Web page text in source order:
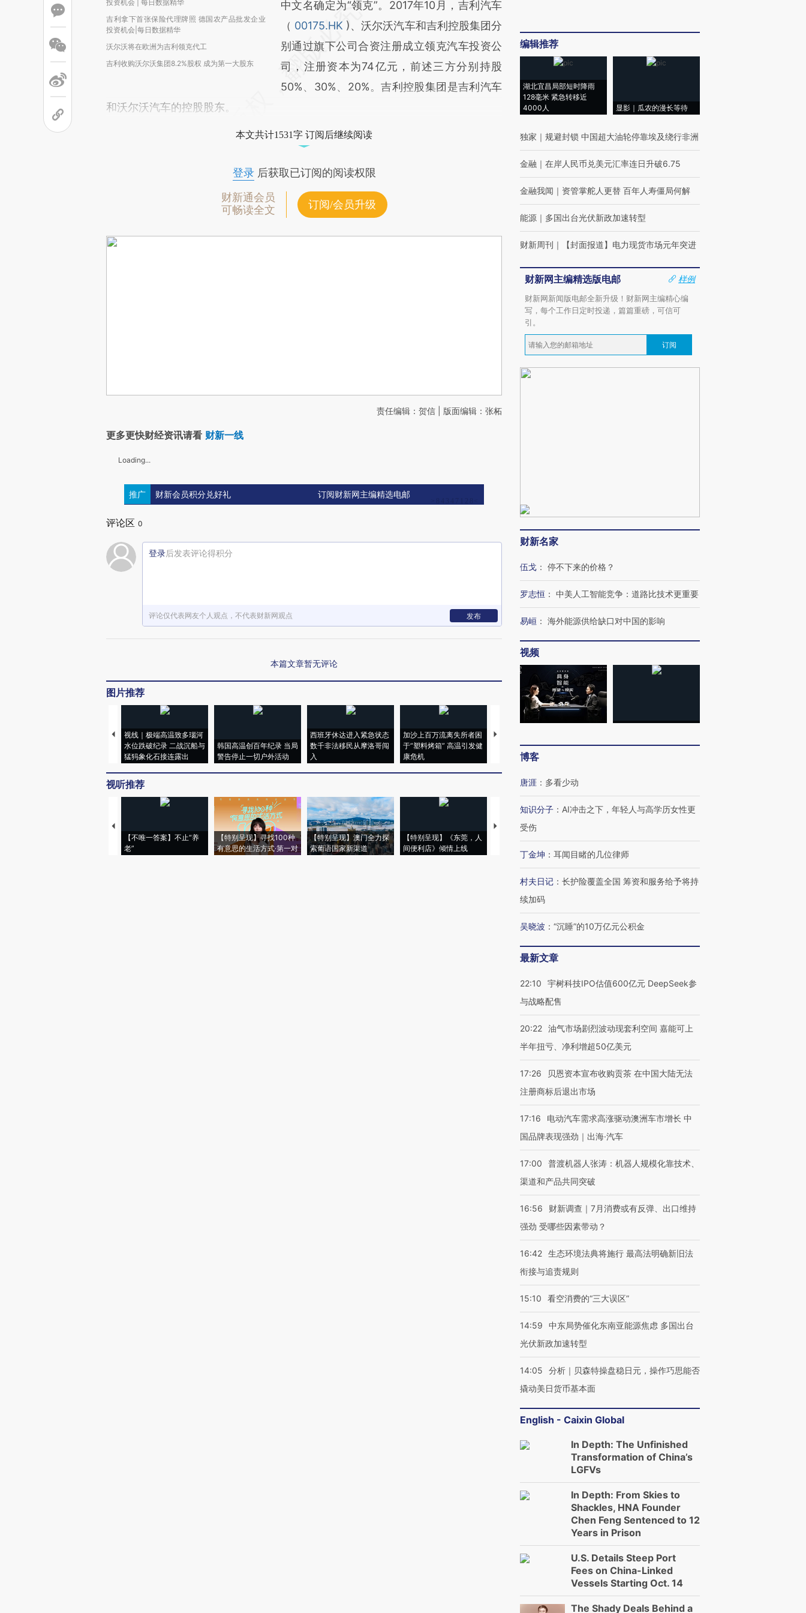
投资机会 | 每日数据精华
吉利拿下首张保险代理牌照 德国农产品批发企业
投资机会|每日数据精华
沃尔沃将在欧洲为吉利领克代工
吉利收购沃尔沃集团8.2%股权 成为第一大股东
中文名确定为“领克”。2017年10月，吉利汽车
（ 00175.HK )、沃尔沃汽车和吉利控股集团分
别通过旗下公司合资注册成立领克汽车投资公
司，注册资本为74亿元，前述三方分别持股
50%、30%、20%。吉利控股集团是吉利汽车
和沃尔沃汽车的控股股东。
本文共计1531字 订阅后继续阅读
登录后获取已订阅的阅读权限
财新通会员
可畅读全文
订阅/会员升级
责任编辑：贺信 | 版面编辑：张柘
更多更快财经资讯请看 财新一线
Loading...
推广 财新会员积分兑好礼 订阅财新网主编精选电邮
评论区 0
登录后发表评论得积分
评论仅代表网友个人观点，不代表财新网观点 发布
本篇文章暂无评论
图片推荐
视线｜极端高温致多瑙河
水位跌破纪录 二战沉船与
猛犸象化石接连露出
韩国高温创百年纪录 当局
警告停止一切户外活动
西班牙休达进入紧急状态
数千非法移民从摩洛哥闯
入
加沙上百万流离失所者困
于“塑料烤箱” 高温引发健
康危机
视线｜HYROX的吸金
术：是什么让中产们甘
心“花钱找虐”？
粒摇头丸 尿检体内含3种
度Z世代 用街头抗争将教
视听推荐
【不唯一答案】不止“养
老”
【特别呈现】寻找100种
有意思的生活方式·第一对
【特别呈现】澳门全力探
索葡语国家新渠道
【特别呈现】《东莞，人
间便利店》倾情上线
【推广】走进第四届链博
有意思的生活方式·第三对
编辑推荐
湖北宜昌局部短时降雨
128毫米 紧急转移近
4000人
显影｜瓜农的漫长等待
独家 ｜ 规避封锁 中国超大油轮停靠埃及绕行非洲
金融 ｜ 在岸人民币兑美元汇率连日升破6.75
金融我闻 ｜ 资管掌舵人更替 百年人寿僵局何解
能源 ｜ 多国出台光伏新政加速转型
财新周刊 ｜ 【封面报道】电力现货市场元年突进
财新网主编精选版电邮
样例
财新网新闻版电邮全新升级！财新网主编精心编
写，每个工作日定时投递，篇篇重磅，可信可
引。
订阅
财新名家
伍戈 ： 停不下来的价格？
罗志恒 ： 中美人工智能竞争：道路比技术更重要
易峘 ： 海外能源供给缺口对中国的影响
视频
博客
唐涯 ： 多看少动
知识分子 ： AI冲击之下，年轻人与高学历女性更
受伤
丁金坤 ： 耳闻目睹的几位律师
村夫日记 ： 长护险覆盖全国 筹资和服务给予将持
续加码
吴晓波 ： “沉睡”的10万亿元公积金
最新文章
22:10
宇树科技IPO估值600亿元 DeepSeek参
与战略配售
20:22 油气市场剧烈波动现套利空间 嘉能可上
半年扭亏、净利增超50亿美元
17:26
贝恩资本宣布收购贡茶 在中国大陆无法
注册商标后退出市场
17:16
电动汽车需求高涨驱动澳洲车市增长 中
国品牌表现强劲｜出海·汽车
17:00
普渡机器人张涛：机器人规模化靠技术、
渠道和产品共同突破
16:56
财新调查｜7月消费或有反弹、出口维持
强劲 受哪些因素带动？
16:42 生态环境法典将施行 最高法明确新旧法
衔接与追责规则
15:10 看空消费的“三大误区”
14:59
中东局势催化东南亚能源焦虑 多国出台
光伏新政加速转型
14:05
分析｜贝森特操盘稳日元，操作巧思能否
撬动美日货币基本面
English - Caixin Global
In Depth: The Unfinished
Transformation of China’s
LGFVs
In Depth: From Skies to
Shackles, HNA Founder
Chen Feng Sentenced to 12
Years in Prison
U.S. Details Steep Port
Fees on China-Linked
Vessels Starting Oct. 14
The Shady Deals Behind a